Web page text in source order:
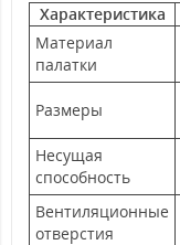
Характеристика
Материал
палатки
Размеры
Несущая
способность
Вентиляционные
отверстия